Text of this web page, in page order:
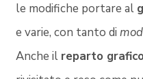
le modifiche portare al
e varie, con tanto di
Anche il reparto grafico